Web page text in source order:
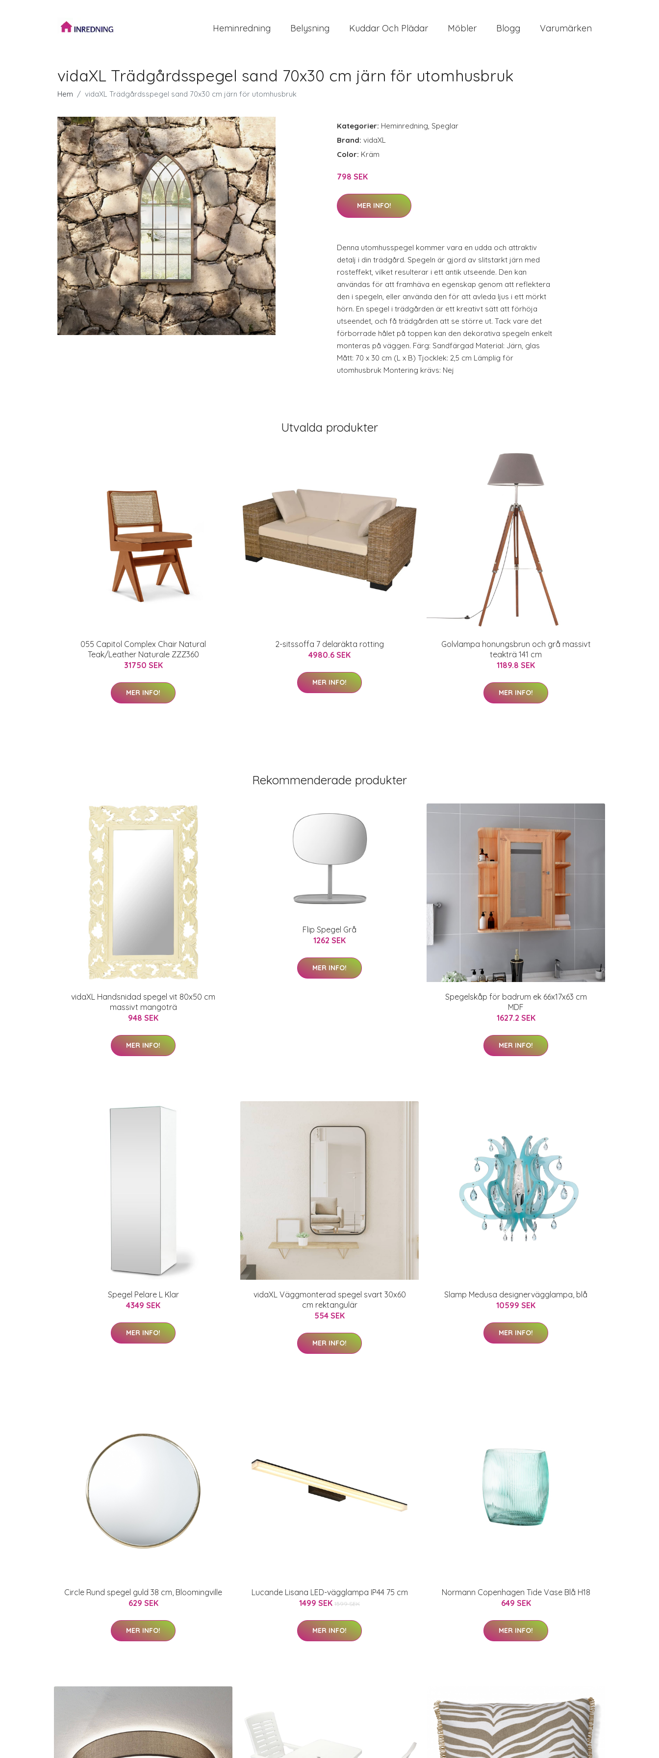
Heminredning Belysning Kuddar Och Plädar Möbler Blogg Varumärken
vidaXL Trädgårdsspegel sand 70x30 cm järn för utomhusbruk
Hem vidaXL Trädgårdsspegel sand 70x30 cm järn för utomhusbruk
Kategorier: Heminredning, Speglar
Brand: vidaXL
Color: Kräm
798 SEK
MER INFO!
Denna utomhusspegel kommer vara en udda och attraktiv
detalj i din trädgård. Spegeln är gjord av slitstarkt järn med
rosteffekt, vilket resulterar i ett antik utseende. Den kan
användas för att framhäva en egenskap genom att reflektera
den i spegeln, eller använda den för att avleda ljus i ett mörkt
hörn. En spegel i trädgården är ett kreativt sätt att förhöja
utseendet, och få trädgården att se större ut. Tack vare det
förborrade hålet på toppen kan den dekorativa spegeln enkelt
monteras på väggen. Färg: Sandfärgad Material: Järn, glas
Mått: 70 x 30 cm (L x B) Tjocklek: 2,5 cm Lämplig för
utomhusbruk Montering krävs: Nej
Utvalda produkter
055 Capitol Complex Chair Natural
Teak/Leather Naturale ZZZ360
31750 SEK
MER INFO!
2-sitssoffa 7 delaräkta rotting
4980.6 SEK
MER INFO!
Golvlampa honungsbrun och grå massivt
teakträ 141 cm
1189.8 SEK
MER INFO!
Rekommenderade produkter
vidaXL Handsnidad spegel vit 80x50 cm
massivt mangoträ
948 SEK
MER INFO!
Flip Spegel Grå
1262 SEK
MER INFO!
Spegelskåp för badrum ek 66x17x63 cm
MDF
1627.2 SEK
MER INFO!
Spegel Pelare L Klar
4349 SEK
MER INFO!
vidaXL Väggmonterad spegel svart 30x60
cm rektangulär
554 SEK
MER INFO!
Slamp Medusa designervägglampa, blå
10599 SEK
MER INFO!
Circle Rund spegel guld 38 cm, Bloomingville
629 SEK
MER INFO!
Lucande Lisana LED-vägglampa IP44 75 cm
1499 SEK 1599 SEK
MER INFO!
Normann Copenhagen Tide Vase Blå H18
649 SEK
MER INFO!